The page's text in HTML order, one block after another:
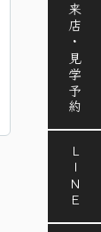
来店・見学予約
LINE